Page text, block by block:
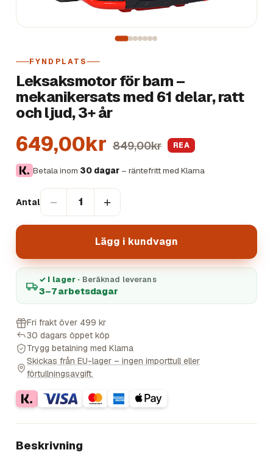
FYNDPLATS
Leksaksmotor för barn –
mekanikersats med 61 delar, ratt
och ljud, 3+ år
649,00kr 849,00kr REA
Betala inom 30 dagar – räntefritt med Klarna
Antal − 1 +
Lägg i kundvagn
✓ I lager · Beräknad leverans
3–7 arbetsdagar
Fri frakt över 499 kr
30 dagars öppet köp
Trygg betalning med Klarna
Skickas från EU-lager – ingen importtull eller
förtullningsavgift.
Beskrivning